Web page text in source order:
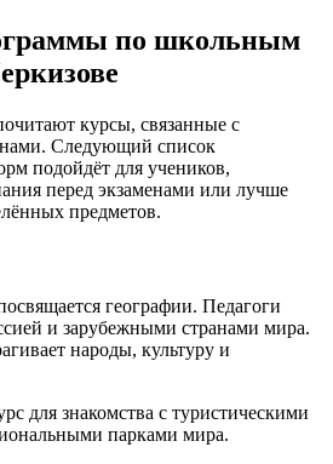
по школьным
курсы, связанные с
Следующий список
подойдёт для учеников,
перед экзаменами или лучше
предметов.
географии. Педагоги
и зарубежными странами мира.
народы, культуру и
для знакомства с туристическими
парками мира.